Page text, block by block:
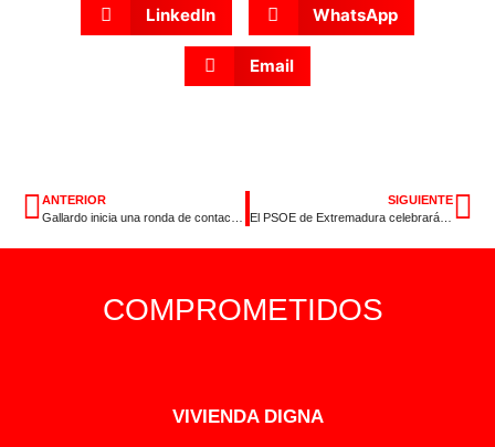
LinkedIn WhatsApp
Email
ANTERIOR
SIGUIENTE
COMPROMETIDOS
VIVIENDA DIGNA